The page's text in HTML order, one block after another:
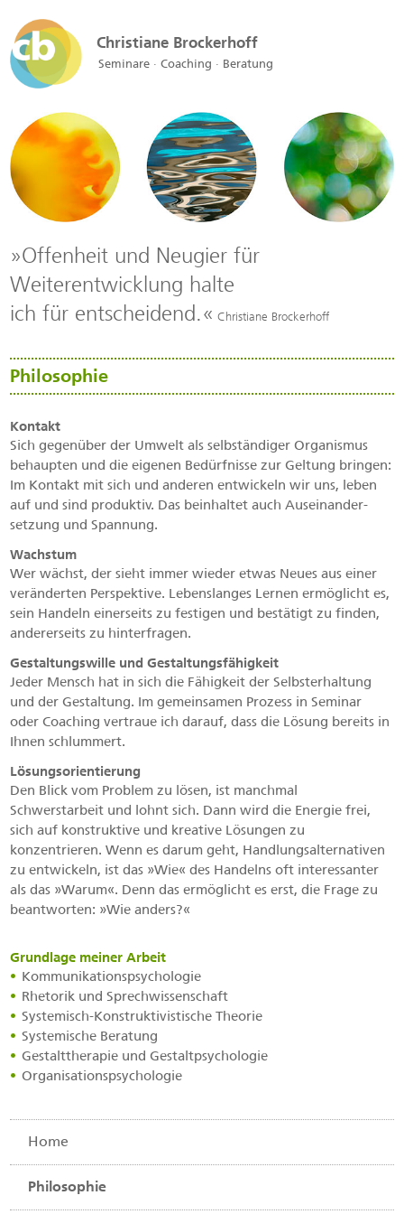
Christiane Brockerhoff
Seminare · Coaching · Beratung
»Offenheit und Neugier für
Weiterentwicklung halte
ich für entscheidend.« Christiane Brockerhoff
Philosophie
Kontakt
Sich gegenüber der Umwelt als selbständiger Organismus
behaupten und die eigenen Bedürfnisse zur Geltung bringen:
Im Kontakt mit sich und anderen entwickeln wir uns, leben
auf und sind produktiv. Das beinhaltet auch Auseinan­der­
setzung und Spannung.
Wachstum
Wer wächst, der sieht immer wieder etwas Neues aus einer
veränderten Perspektive. Lebenslanges Lernen ermöglicht es,
sein Handeln einerseits zu festigen und bestätigt zu finden,
andererseits zu hinterfragen.
Gestaltungswille und Gestaltungsfähigkeit
Jeder Mensch hat in sich die Fähigkeit der Selbsterhaltung
und der Gestaltung. Im gemeinsamen Prozess in Seminar
oder Coaching vertraue ich darauf, dass die Lösung bereits in
Ihnen schlummert.
Lösungsorientierung
Den Blick vom Problem zu lösen, ist manchmal
Schwerstarbeit und lohnt sich. Dann wird die Energie frei,
sich auf konstruktive und kreative Lösungen zu
konzentrieren. Wenn es darum geht, Handlungsalternativen
zu entwickeln, ist das »Wie« des Handelns oft interessanter
als das »Warum«. Denn das ermöglicht es erst, die Frage zu
beantworten: »Wie anders?«
Grundlage meiner Arbeit
Kommunikationspsychologie
Rhetorik und Sprechwissenschaft
Systemisch-Konstruktivistische Theorie
Systemische Beratung
Gestalttherapie und Gestaltpsychologie
Organisationspsychologie
Navigation
überspringen
Home
Philosophie